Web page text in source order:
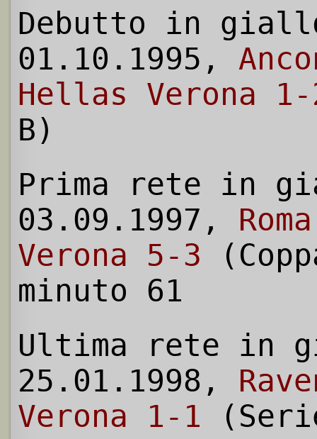
Debutto in
01.10.1995,
Hellas Verona 1-
B)
Prima rete in
03.09.1997,
Verona 5-3
minuto 61
Ultima rete in
25.01.1998,
Verona 1-1